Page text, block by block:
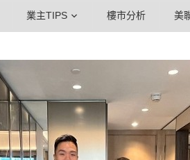
業主TIPS 樓市分析 美